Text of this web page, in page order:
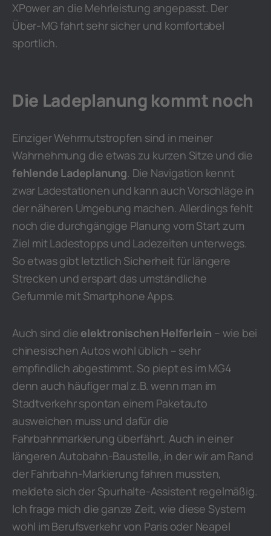
XPower an die Mehrleistung angepasst. Der
Über-MG fahrt sehr sicher und komfortabel
sportlich.
Die Ladeplanung kommt noch
Einziger Wehrmutstropfen sind in meiner
Wahrnehmung die etwas zu kurzen Sitze und die
fehlende Ladeplanung. Die Navigation kennt
zwar Ladestationen und kann auch Vorschläge in
der näheren Umgebung machen. Allerdings fehlt
noch die durchgängige Planung vom Start zum
Ziel mit Ladestopps und Ladezeiten unterwegs.
So etwas gibt letztlich Sicherheit für längere
Strecken und erspart das umständliche
Gefummle mit Smartphone Apps.
Auch sind die elektronischen Helferlein – wie bei
chinesischen Autos wohl üblich – sehr
empfindlich abgestimmt. So piept es im MG4
denn auch häufiger mal z.B. wenn man im
Stadtverkehr spontan einem Paketauto
ausweichen muss und dafür die
Fahrbahnmarkierung überfährt. Auch in einer
längeren Autobahn-Baustelle, in der wir am Rand
der Fahrbahn-Markierung fahren mussten,
meldete sich der Spurhalte-Assistent regelmäßig.
Ich frage mich die ganze Zeit, wie diese System
wohl im Berufsverkehr von Paris oder Neapel